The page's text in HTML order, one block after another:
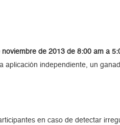
de 2013 de 8:00 am a
independiente, un
en caso de detectar